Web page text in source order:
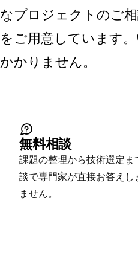
なプロジェクトのご
をご用意しています
かかりません。
無料相談
課題の整理から技術選定
談で専門家が直接お答えし
ません。